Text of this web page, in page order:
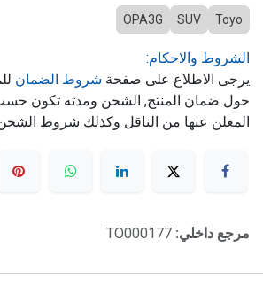
Toyo
SUV
OPA3G
الشروط والاحكام:
يرجى الاطلاع على صفحة شروط الضمان
حول ضمان المنتج, الشحن ومدته تكون
المعلن عنها من الناقل وكذلك شروط الشحن
مرجع داخلي: TO000177